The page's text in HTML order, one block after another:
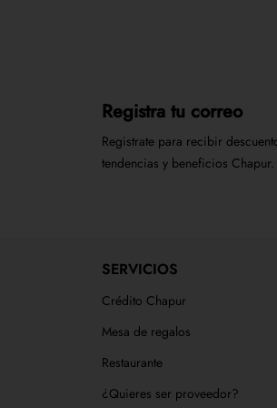
Registra tu correo
Registrate para recibir
tendencias y beneficios Chapur.
SERVICIOS
Crédito Chapur
Mesa de regalos
Restaurante
¿Quieres ser proveedor?